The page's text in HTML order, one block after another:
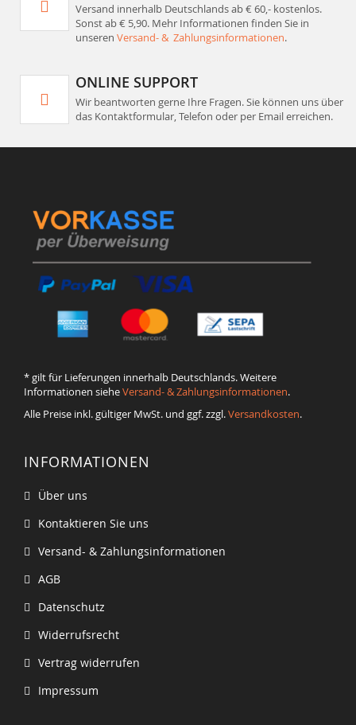
Versand innerhalb Deutschlands ab € 60,- kostenlos.
Sonst ab € 5,90. Mehr Informationen finden Sie in
unseren Versand- & Zahlungsinformationen.
ONLINE SUPPORT
Wir beantworten gerne Ihre Fragen. Sie können uns über
das Kontaktformular, Telefon oder per Email erreichen.
* gilt für Lieferungen innerhalb Deutschlands. Weitere
Informationen sieheVersand- & Zahlungsinformationen.
Alle Preise inkl. gültiger MwSt. und ggf. zzgl.Versandkosten.
INFORMATIONEN
Über uns
Kontaktieren Sie uns
Versand- & Zahlungsinformationen
AGB
Datenschutz
Widerrufsrecht
Vertrag widerrufen
Impressum